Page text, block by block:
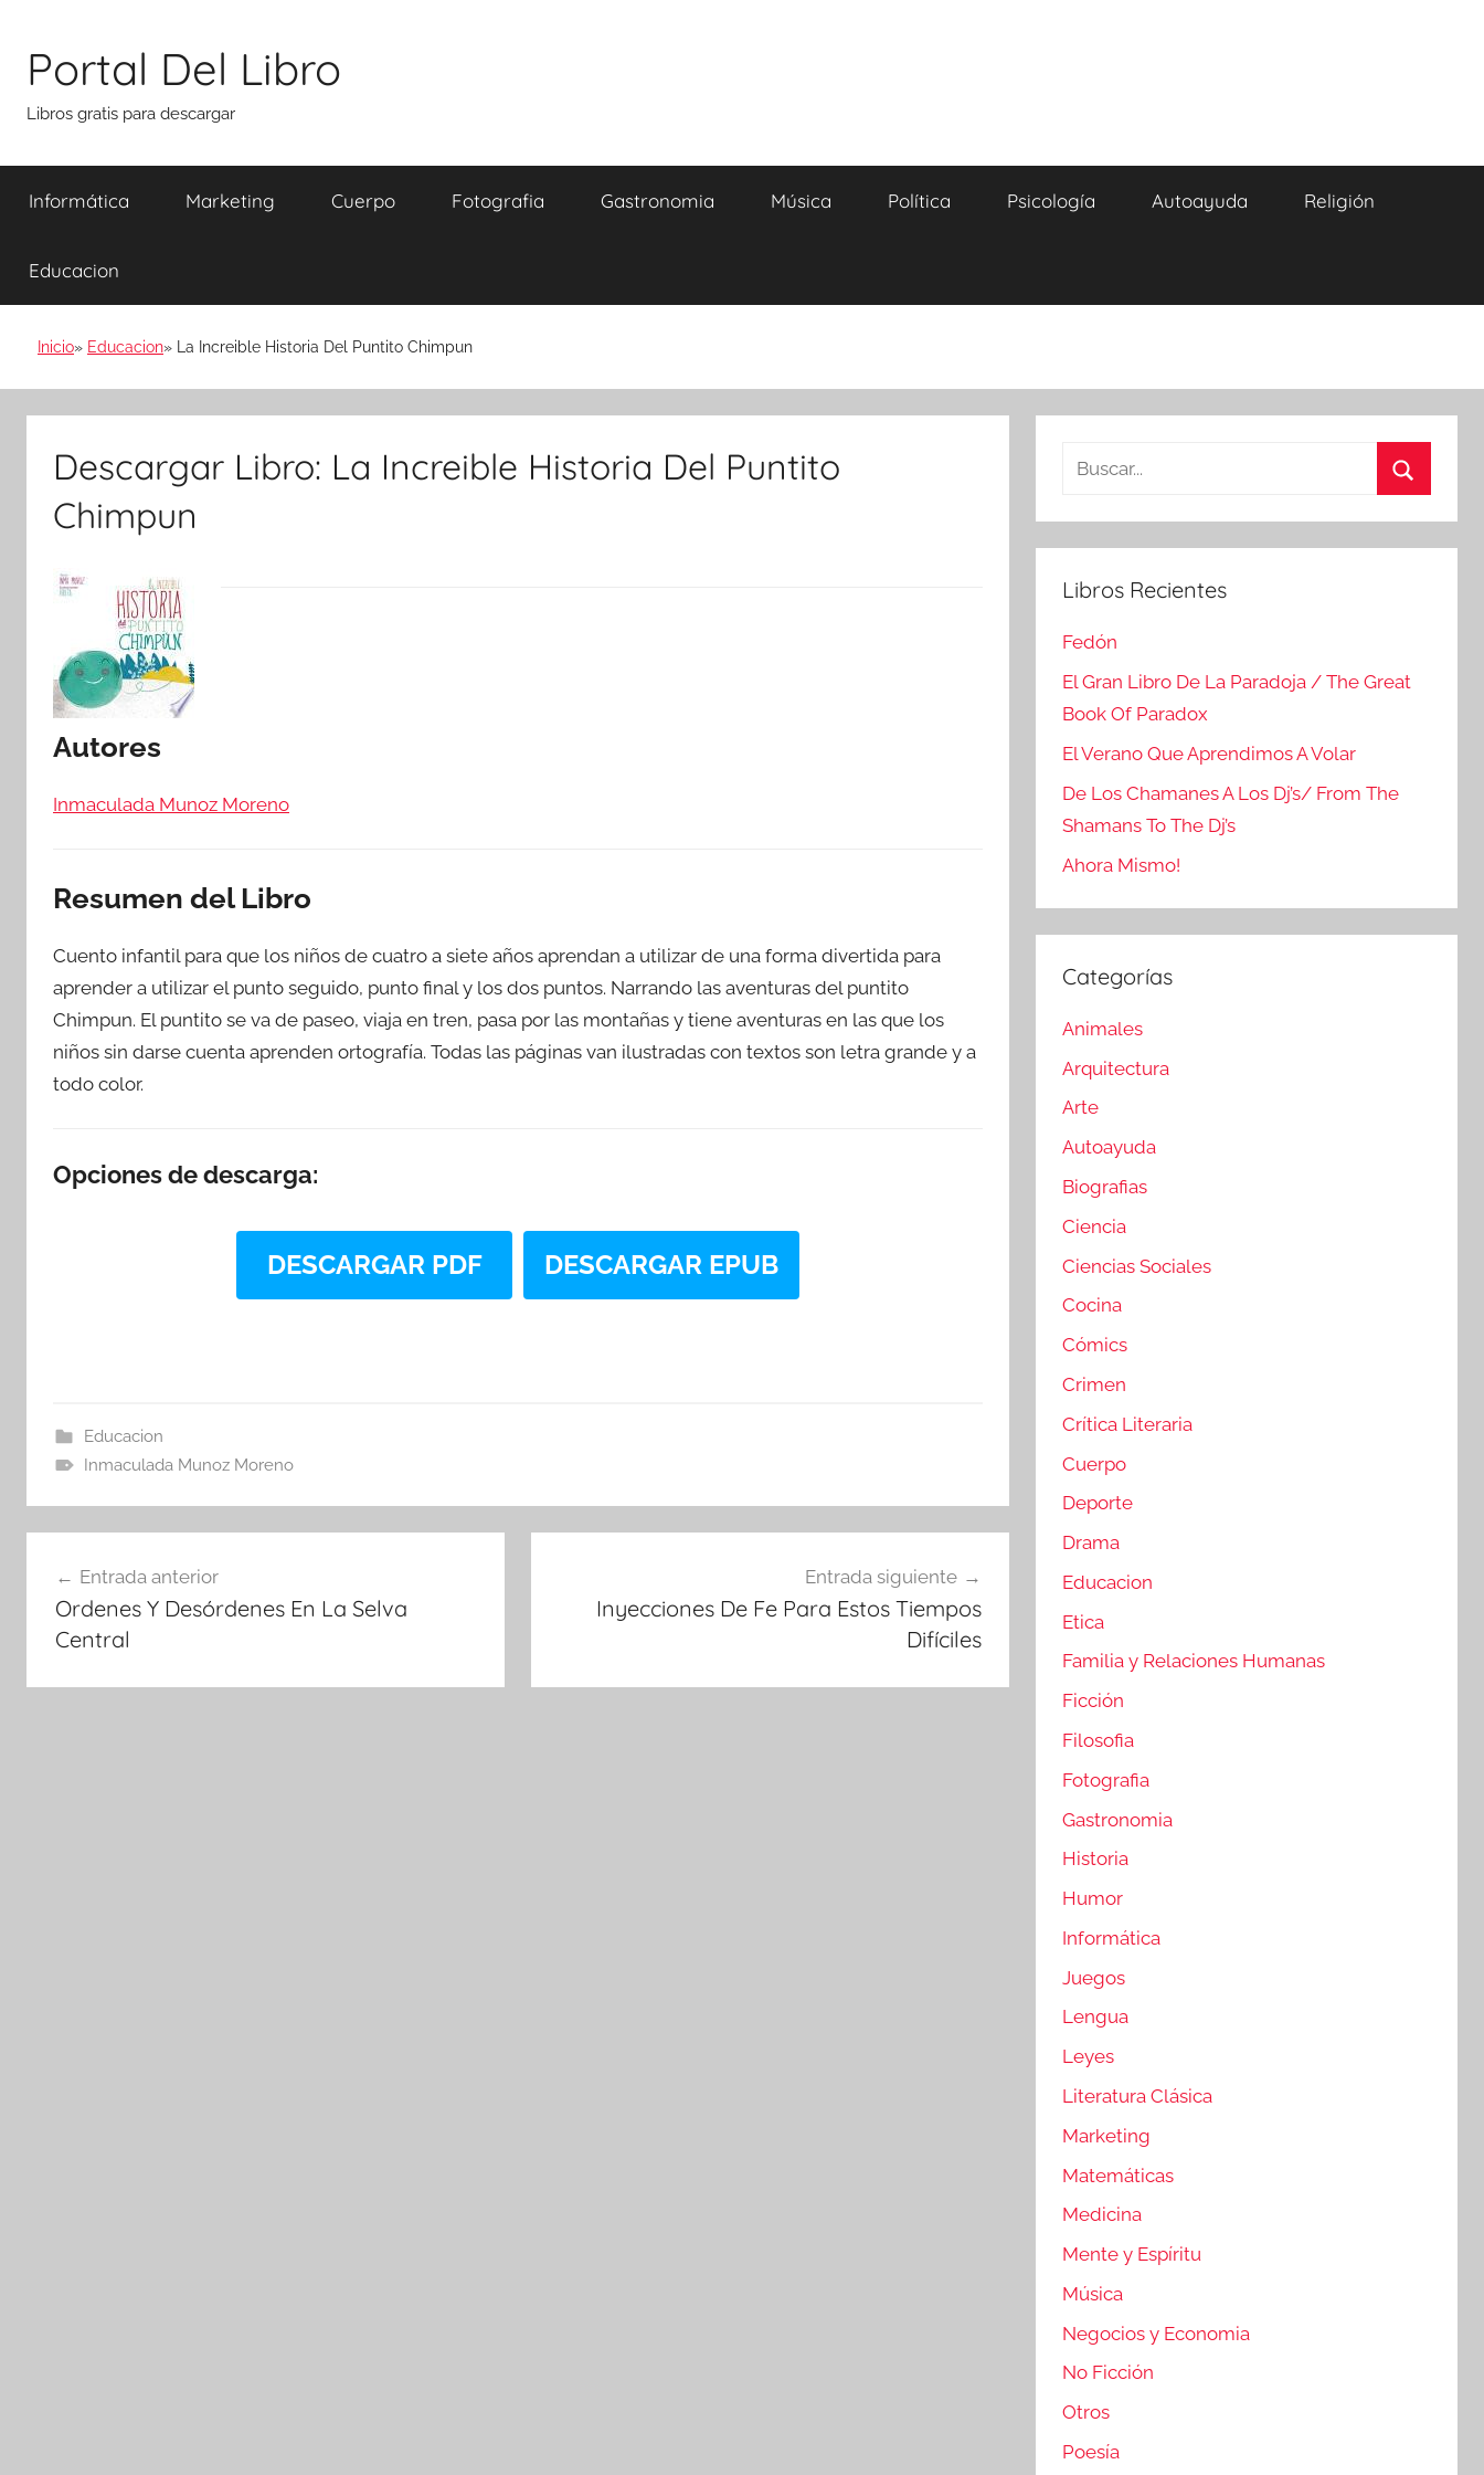
contenido
Portal Del Libro
Libros gratis para descargar
Informática Marketing Cuerpo Fotografia Gastronomia Música Política Psicología Autoayuda Religión
Educacion
Inicio Educacion La Increible Historia Del Puntito Chimpun
Descargar Libro: La Increible Historia Del Puntito
Chimpun
Autores
Inmaculada Munoz Moreno
Resumen del Libro
Cuento infantil para que los niños de cuatro a siete años aprendan a utilizar de una forma divertida para
aprender a utilizar el punto seguido, punto final y los dos puntos. Narrando las aventuras del puntito
Chimpun. El puntito se va de paseo, viaja en tren, pasa por las montañas y tiene aventuras en las que los
niños sin darse cuenta aprenden ortografía. Todas las páginas van ilustradas con textos son letra grande y a
todo color.
Opciones de descarga:
DESCARGAR PDF DESCARGAR EPUB
Educacion
Inmaculada Munoz Moreno
de
entradas
Entrada anterior
Ordenes Y Desórdenes En La Selva
Central
Entrada siguiente
Inyecciones De Fe Para Estos Tiempos
Difíciles
Buscar:
Libros Recientes
Fedón
El Gran Libro De La Paradoja / The Great
Book Of Paradox
El Verano Que Aprendimos A Volar
De Los Chamanes A Los Dj’s/ From The
Shamans To The Dj’s
Ahora Mismo!
Categorías
Animales
Arquitectura
Arte
Autoayuda
Biografias
Ciencia
Ciencias Sociales
Cocina
Cómics
Crimen
Crítica Literaria
Cuerpo
Deporte
Drama
Educacion
Etica
Familia y Relaciones Humanas
Ficción
Filosofia
Fotografia
Gastronomia
Historia
Humor
Informática
Juegos
Lengua
Leyes
Literatura Clásica
Marketing
Matemáticas
Medicina
Mente y Espíritu
Música
Negocios y Economia
No Ficción
Otros
Poesía